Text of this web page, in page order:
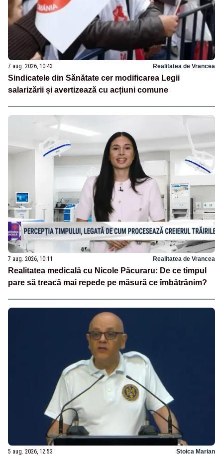
7 aug. 2026, 10:43 Realitatea de Vrancea
Sindicatele din Sănătate cer modificarea Legii
salarizării și avertizează cu acțiuni comune
7 aug. 2026, 10:11 Realitatea de Vrancea
Realitatea medicală cu Nicole Păcuraru: De ce timpul
pare să treacă mai repede pe măsură ce îmbătrânim?
5 aug. 2026, 12:53 Stoica Marian